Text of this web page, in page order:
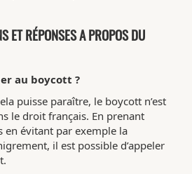
ET RÉPONSES A PROPOS DU
au boycott ?
puisse paraître, le boycott n’est
le droit français. En prenant
en évitant par exemple la
il est possible d’appeler